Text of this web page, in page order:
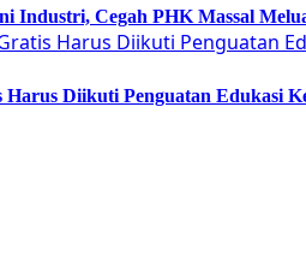
Industri, Cegah PHK Massal
Diikuti Penguatan Edukasi